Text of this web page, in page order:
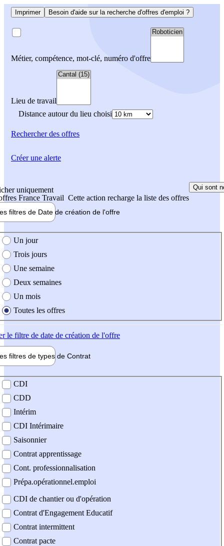
Imprimer Besoin d'aide sur la recherche d'offres d'emploi ?
Métier, compétence, mot-clé, numéro d'offre
Lieu de travail
Distance autour du lieu choisi
Rechercherdes offres
uniquement
France Travail Cette action recharge la liste des offres
Qui sont
filtres de Date de création de l'offre
création de l'offre
Un jour
Trois jours
Une semaine
Deux semaines
Un mois
Toutes les offres
le filtre de date de création de l'offre
filtres de types de Contrat
contrat
CDI
CDD
Intérim
CDI Intérimaire
Saisonnier
Contrat apprentissage
Cont. professionnalisation
Prépa.opérationnel.emploi
CDI de chantier ou d'opération
Contrat d'Engagement Educatif
Contrat intermittent
Contrat pacte
Créer une alerte